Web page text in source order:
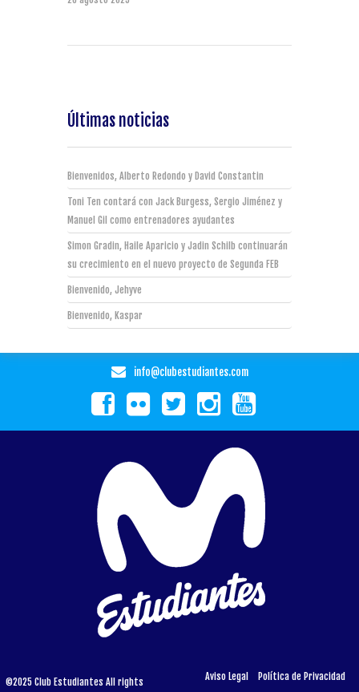
Últimas noticias
Bienvenidos, Alberto Redondo y David Constantin
Toni Ten contará con Jack Burgess, Sergio Jiménez y
Manuel Gil como entrenadores ayudantes
Simon Gradin, Haile Aparicio y Jadin Schilb continuarán
su crecimiento en el nuevo proyecto de Segunda FEB
Bienvenido, Jehyve
Bienvenido, Kaspar
info@clubestudiantes.com
©2025 Club Estudiantes All rights Aviso Legal Política de Privacidad